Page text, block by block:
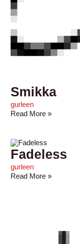
Smikka
gurleen
Read More »
Fadeless
gurleen
Read More »